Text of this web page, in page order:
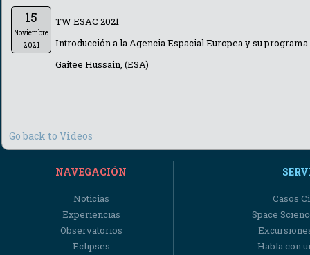
15
Noviembre
2021
TW ESAC 2021
Introducción a la Agencia Espacial Europea y su
Gaitee Hussain, (ESA)
Go back to Videos
NAVEGACIÓN
Noticias
Experiencias
Observatorios
Eclipses
Casos
Space
Habla con